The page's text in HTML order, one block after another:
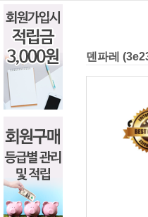
덴파레